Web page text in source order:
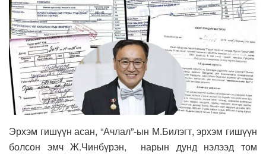
Эрхэм гишүүн асан, “Ачлал”-ын М.Билэгт, эрхэм гишүүн
болсон эмч Ж.Чинбүрэн, нарын дунд нэлээд том